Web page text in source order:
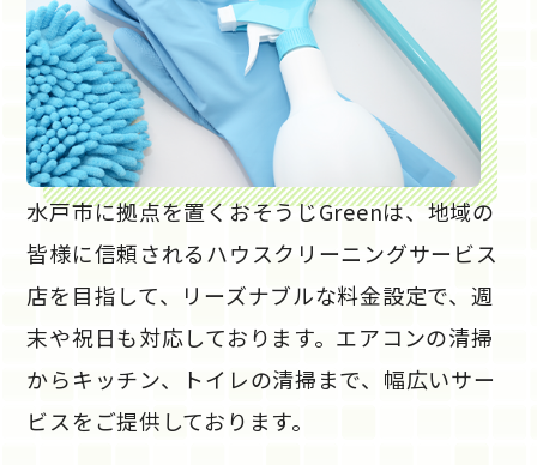
水戸市に拠点を置くおそうじGreenは、地域の
皆様に信頼されるハウスクリーニングサービス
店を目指して、リーズナブルな料金設定で、週
末や祝日も対応しております。エアコンの清掃
からキッチン、トイレの清掃まで、幅広いサー
ビスをご提供しております。